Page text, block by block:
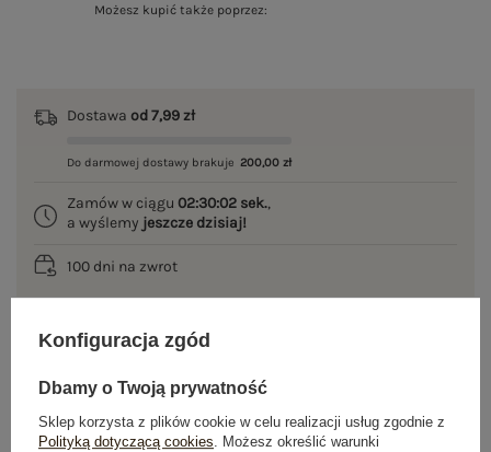
Możesz kupić także poprzez:
Dostawa od 7,99 zł
Do darmowej dostawy brakuje 200,00 zł
Zamów w ciągu 02:30:02 sek.,
a wyślemy jeszcze dzisiaj!
100 dni na zwrot
GŁÓWNE PARAMETRY
Konfiguracja zgód
Dbamy o Twoją prywatność
Sklep korzysta z plików cookie w celu realizacji usług zgodnie z
Polityką dotyczącą cookies. Możesz określić warunki